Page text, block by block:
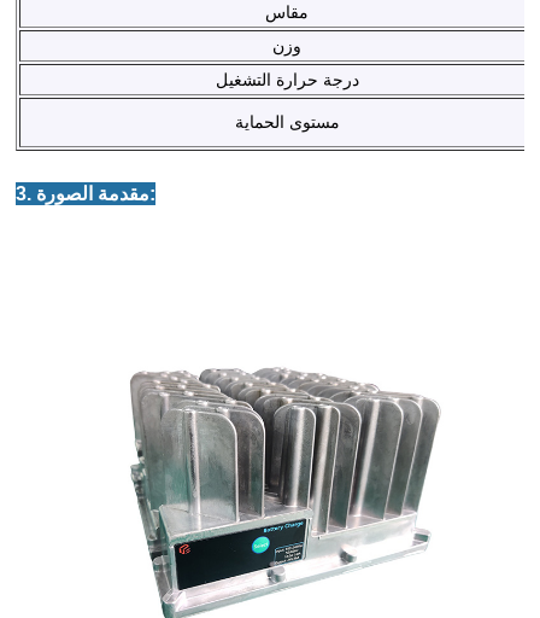
مقاس
وزن
درجة حرارة التشغيل
مستوى الحماية
3. مقدمة الصورة: